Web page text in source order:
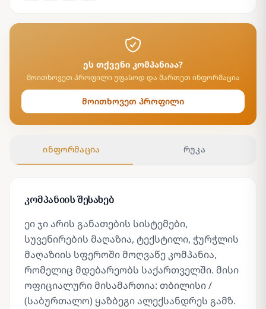
ეს თქვენი კომპანიაა?
მოითხოვეთ პროფილი უფასოდ და მართეთ ინფორმაცია
მოითხოვეთ პროფილი
ინფორმაცია რუკა
კომპანიის შესახებ
ეი ჯი არის განათების სისტემები,
სუვენირების მაღაზია, ტექსტილი, ჭურჭლის
მაღაზიის სფეროში მოღვაწე კომპანია,
რომელიც მდებარეობს საქართველში. მისი
ოფიციალური მისამართია: თბილისი /
(საბურთალო) ყაზბეგი ალექსანდრეს გამზ.